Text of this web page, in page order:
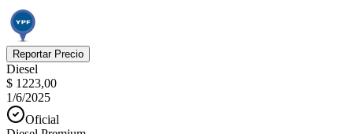
Reportar Precio
Diesel
$ 1223,00
1/6/2025
Oficial